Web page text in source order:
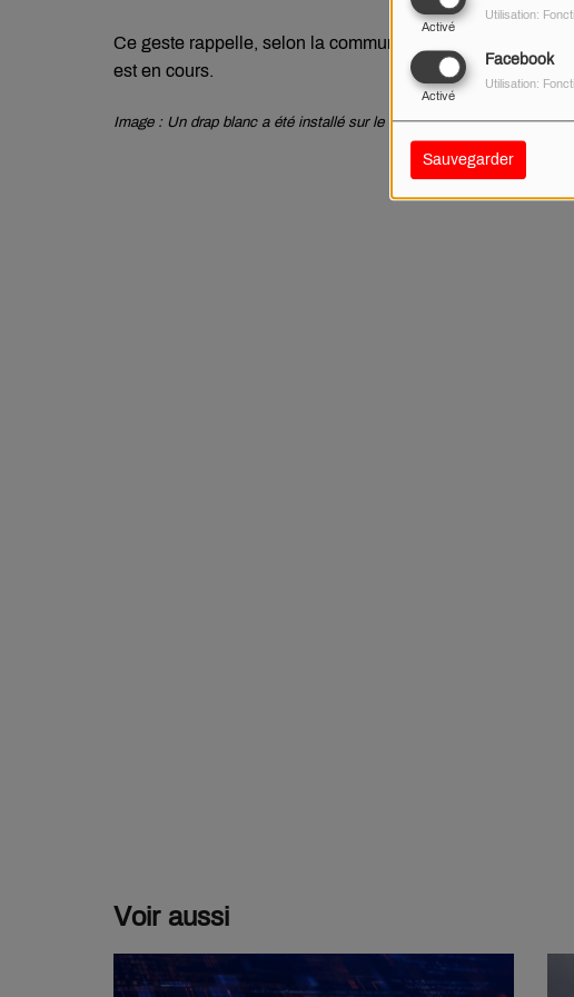
Activé
Utilisation:
Facebook
Activé
Utilisation:
Sauvegarder
Ce geste rappelle, selon la commune, l’importance de
est en cours.
Image : Un drap blanc a été installé sur le monument / Beaulieu sur
Voir aussi